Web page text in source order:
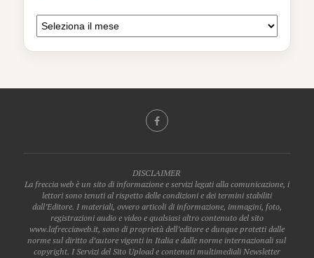
DISCLAIMER
La freccia web è un sito di informazione e servizi legati alla comunicazione, i
lettori sono tenuti al rispetto delle condizioni e dei termini stabiliti
dall’Editore. I materiali, ovvero articoli di informazione, immagini, foto,
registrazioni audio e video e qualsiasi altro contenuto del sito
www.lafrecciaweb.it, sono di proprietà dell’editore e dunque protetti dalle
norme sul diritto d’autore vigenti in Italia e dalle norme internazionali sul
copyright. I Servizi del Sito Upload e contenuti multimediali Newsletter